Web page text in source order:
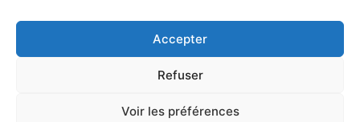
Accepter
Refuser
Voir les préférences
Stand de tir LA BOTZACHE
Près de Mazembroz
Tel: +41 (0)79 220 41 69
Plan d'accès